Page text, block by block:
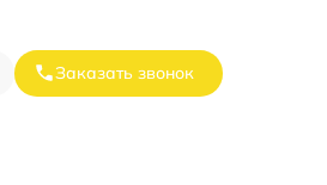
Заказать звонок